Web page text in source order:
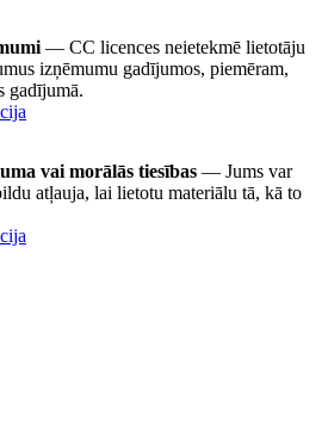
— CC licences neietekmē lietotāju
izņēmumu gadījumos, piemēram,
gadījumā.
vai morālās tiesības — Jums var
atļauja, lai lietotu materiālu tā, kā to